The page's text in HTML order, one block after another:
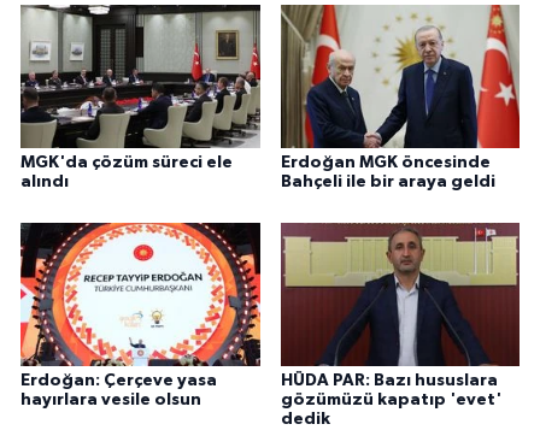
MGK'da çözüm süreci ele
alındı
Erdoğan MGK öncesinde
Bahçeli ile bir araya geldi
Erdoğan: Çerçeve yasa
hayırlara vesile olsun
HÜDA PAR: Bazı hususlara
gözümüzü kapatıp 'evet'
dedik